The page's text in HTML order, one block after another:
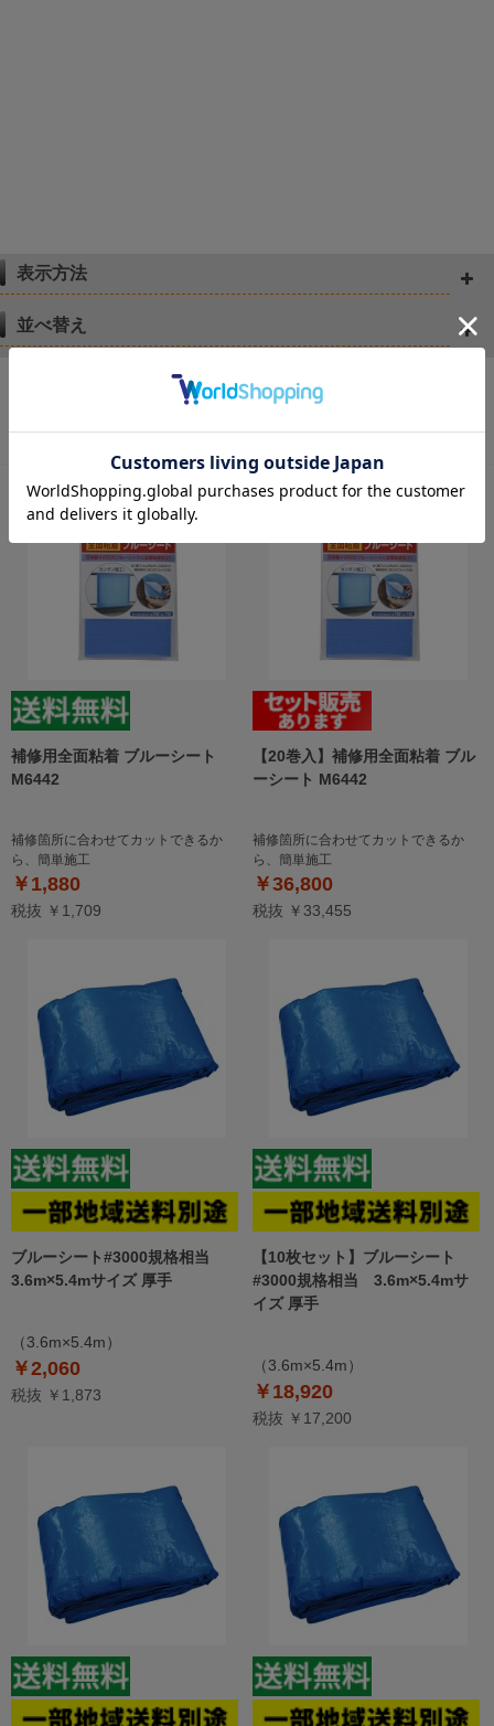
表示方法
並べ替え
44件あります
1
2 3
補修用全面粘着 ブルーシート
M6442
補修箇所に合わせてカットできるか
ら、簡単施工
￥1,880
税抜 ￥1,709
【20巻入】補修用全面粘着 ブル
ーシート M6442
補修箇所に合わせてカットできるか
ら、簡単施工
￥36,800
税抜 ￥33,455
ブルーシート#3000規格相当
3.6m×5.4mサイズ 厚手
（3.6m×5.4m）
￥2,060
税抜 ￥1,873
【10枚セット】ブルーシート
#3000規格相当 3.6m×5.4mサ
イズ 厚手
（3.6m×5.4m）
￥18,920
税抜 ￥17,200